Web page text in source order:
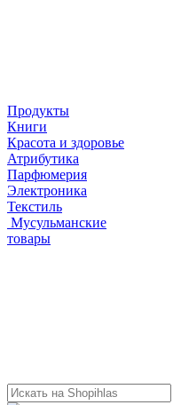
Продукты
Книги
Красота и здоровье
Атрибутика
Парфюмерия
Электроника
Текстиль
Мусульманские
товары